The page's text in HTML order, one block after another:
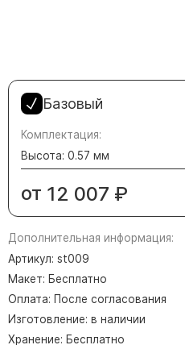
Кресты из
Памятники
Памятники из
Памятники
Памятники
Памятники из
Базовый
Комплектация:
Высота: 0.57 мм
от 12 007 ₽
Дополнительная информация:
Артикул: st009
Макет: Бесплатно
Оплата: После согласования
Изготовление: в наличии
Хранение: Бесплатно